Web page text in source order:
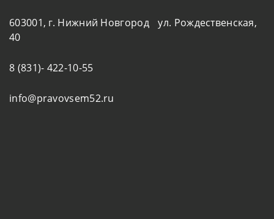
603001, г. Нижний Новгород ул. Рождественская,
40
8 (831)- 422-10-55
info@pravovsem52.ru